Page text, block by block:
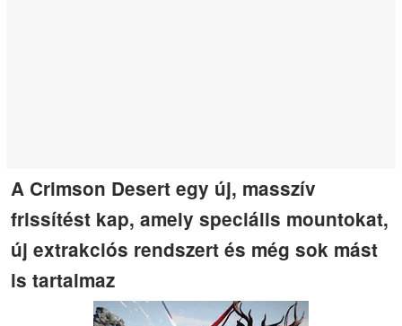
A Crimson Desert egy új, masszív
frissítést kap, amely speciális mountokat,
új extrakciós rendszert és még sok mást
is tartalmaz